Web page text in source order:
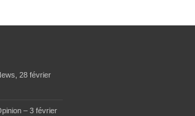
28 février
– 3 février